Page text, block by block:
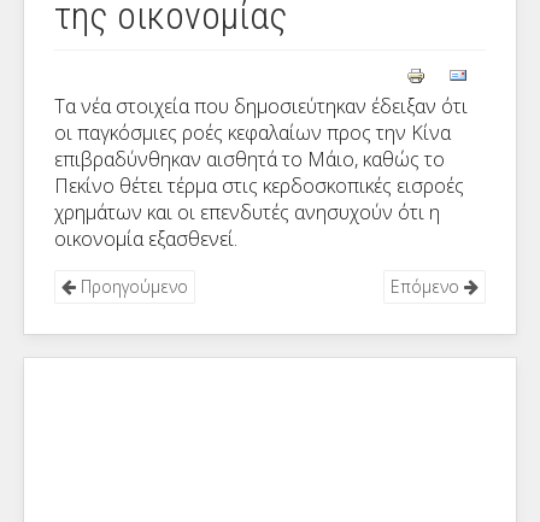
της οικονομίας
Τα νέα στοιχεία που δημοσιεύτηκαν έδειξαν ότι
οι παγκόσμιες ροές κεφαλαίων προς την Κίνα
επιβραδύνθηκαν αισθητά το Μάιο, καθώς το
Πεκίνο θέτει τέρμα στις κερδοσκοπικές εισροές
χρημάτων και οι επενδυτές ανησυχούν ότι η
οικονομία εξασθενεί.
Προηγούμενο Επόμενο